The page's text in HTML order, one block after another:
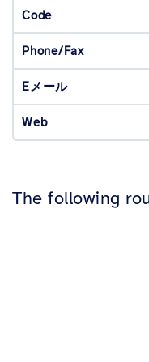
Code
Phone/Fax
Eメール
Web
The following